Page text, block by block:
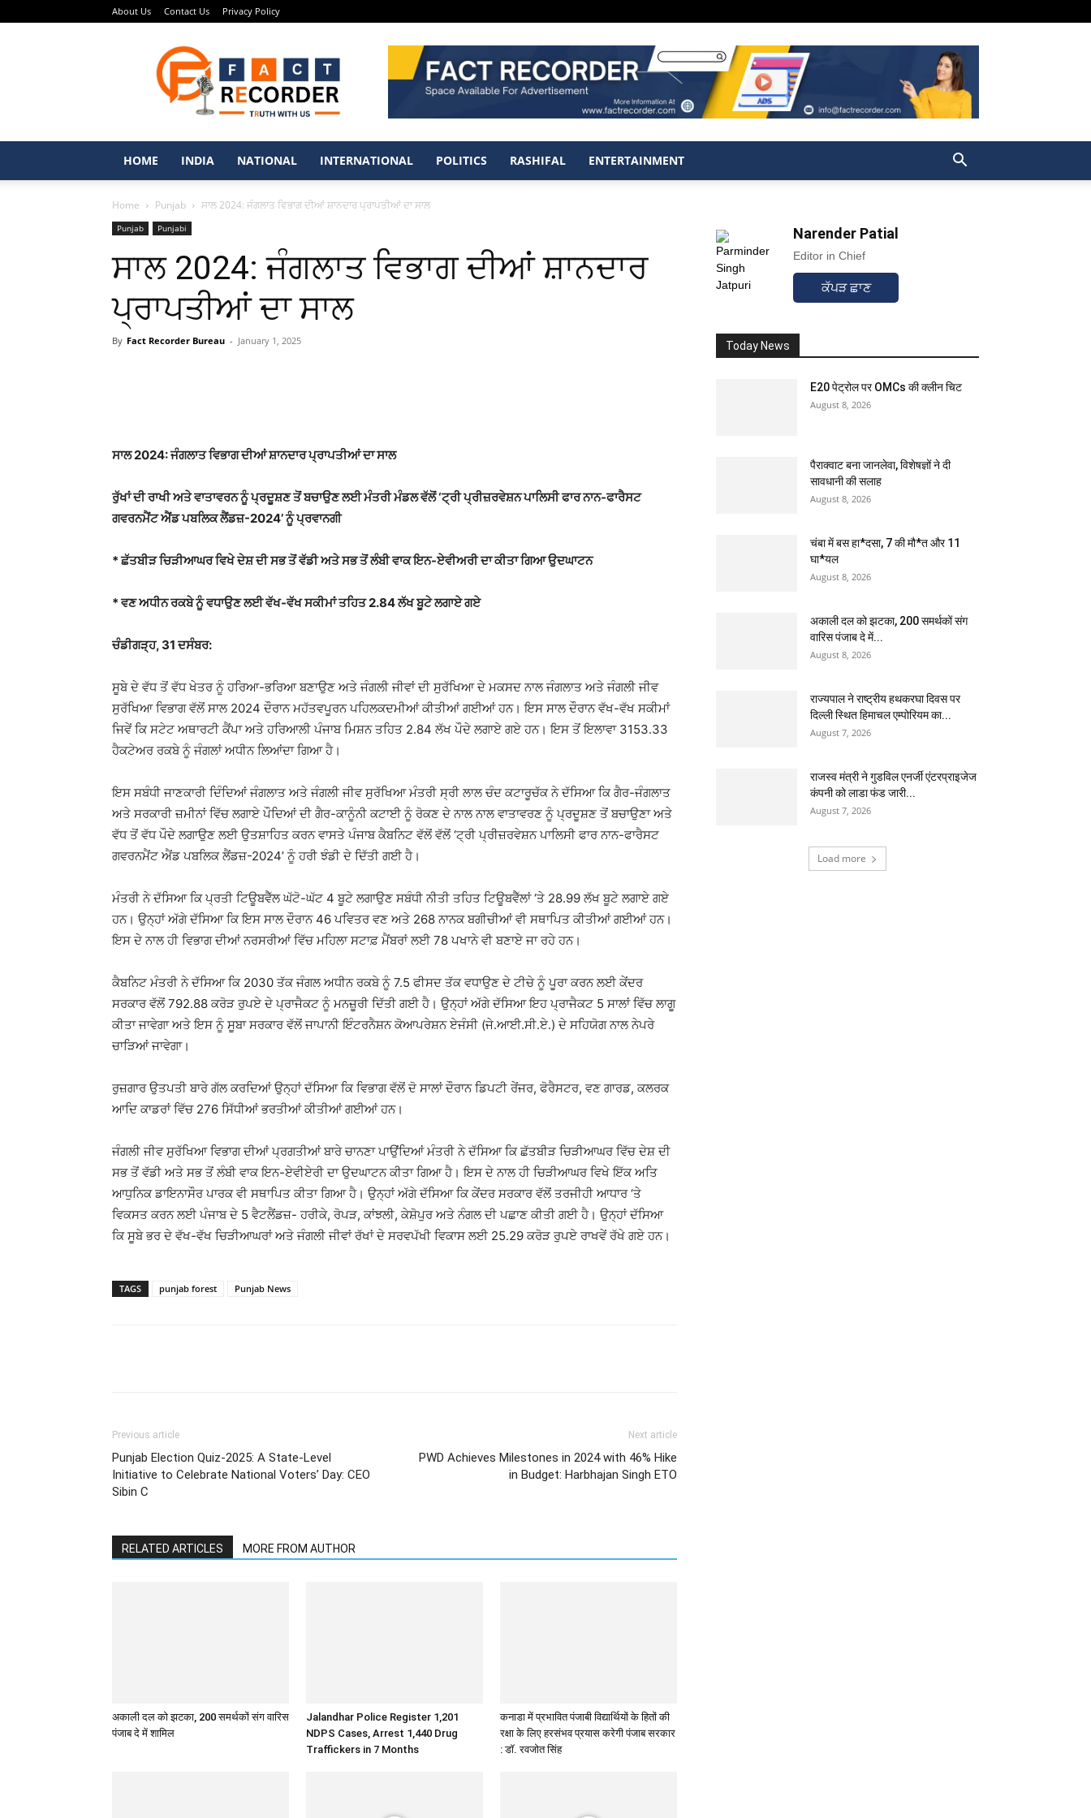
About Us Contact Us Privacy Policy
Recorder
–
Punjabi
News
Portal
HOME
INDIA NATIONAL INTERNATIONAL POLITICS RASHIFAL ENTERTAINMENT
Home Punjab ਸਾਲ 2024: ਜੰਗਲਾਤ ਵਿਭਾਗ ਦੀਆਂ ਸ਼ਾਨਦਾਰ ਪ੍ਰਾਪਤੀਆਂ ਦਾ ਸਾਲ
Punjab Punjabi
ਸਾਲ 2024: ਜੰਗਲਾਤ ਵਿਭਾਗ ਦੀਆਂ ਸ਼ਾਨਦਾਰ
ਪ੍ਰਾਪਤੀਆਂ ਦਾ ਸਾਲ
By Fact Recorder Bureau - January 1, 2025
ਸਾਲ 2024: ਜੰਗਲਾਤ ਵਿਭਾਗ ਦੀਆਂ ਸ਼ਾਨਦਾਰ ਪ੍ਰਾਪਤੀਆਂ ਦਾ ਸਾਲ
ਰੁੱਖਾਂ ਦੀ ਰਾਖੀ ਅਤੇ ਵਾਤਾਵਰਨ ਨੂੰ ਪ੍ਰਦੂਸ਼ਣ ਤੋਂ ਬਚਾਉਣ ਲਈ ਮੰਤਰੀ ਮੰਡਲ ਵੱਲੋਂ ‘ਟ੍ਰੀ ਪ੍ਰੀਜ਼ਰਵੇਸ਼ਨ ਪਾਲਿਸੀ ਫਾਰ ਨਾਨ-ਫਾਰੈਸਟ
ਗਵਰਨਮੈਂਟ ਐਂਡ ਪਬਲਿਕ ਲੈਂਡਜ਼-2024’ ਨੂੰ ਪ੍ਰਵਾਨਗੀ
* ਛੱਤਬੀੜ ਚਿੜੀਆਘਰ ਵਿਖੇ ਦੇਸ਼ ਦੀ ਸਭ ਤੋਂ ਵੱਡੀ ਅਤੇ ਸਭ ਤੋਂ ਲੰਬੀ ਵਾਕ ਇਨ-ਏਵੀਅਰੀ ਦਾ ਕੀਤਾ ਗਿਆ ਉਦਘਾਟਨ
* ਵਣ ਅਧੀਨ ਰਕਬੇ ਨੂੰ ਵਧਾਉਣ ਲਈ ਵੱਖ-ਵੱਖ ਸਕੀਮਾਂ ਤਹਿਤ 2.84 ਲੱਖ ਬੂਟੇ ਲਗਾਏ ਗਏ
ਚੰਡੀਗੜ੍ਹ, 31 ਦਸੰਬਰ:
ਸੂਬੇ ਦੇ ਵੱਧ ਤੋਂ ਵੱਧ ਖੇਤਰ ਨੂੰ ਹਰਿਆ-ਭਰਿਆ ਬਣਾਉਣ ਅਤੇ ਜੰਗਲੀ ਜੀਵਾਂ ਦੀ ਸੁਰੱਖਿਆ ਦੇ ਮਕਸਦ ਨਾਲ ਜੰਗਲਾਤ ਅਤੇ ਜੰਗਲੀ ਜੀਵ
ਸੁਰੱਖਿਆ ਵਿਭਾਗ ਵੱਲੋਂ ਸਾਲ 2024 ਦੌਰਾਨ ਮਹੱਤਵਪੂਰਨ ਪਹਿਲਕਦਮੀਆਂ ਕੀਤੀਆਂ ਗਈਆਂ ਹਨ। ਇਸ ਸਾਲ ਦੌਰਾਨ ਵੱਖ-ਵੱਖ ਸਕੀਮਾਂ
ਜਿਵੇਂ ਕਿ ਸਟੇਟ ਅਥਾਰਟੀ ਕੈਂਪਾ ਅਤੇ ਹਰਿਆਲੀ ਪੰਜਾਬ ਮਿਸ਼ਨ ਤਹਿਤ 2.84 ਲੱਖ ਪੌਦੇ ਲਗਾਏ ਗਏ ਹਨ। ਇਸ ਤੋਂ ਇਲਾਵਾ 3153.33
ਹੈਕਟੇਅਰ ਰਕਬੇ ਨੂੰ ਜੰਗਲਾਂ ਅਧੀਨ ਲਿਆਂਦਾ ਗਿਆ ਹੈ।
ਇਸ ਸਬੰਧੀ ਜਾਣਕਾਰੀ ਦਿੰਦਿਆਂ ਜੰਗਲਾਤ ਅਤੇ ਜੰਗਲੀ ਜੀਵ ਸੁਰੱਖਿਆ ਮੰਤਰੀ ਸ੍ਰੀ ਲਾਲ ਚੰਦ ਕਟਾਰੂਚੱਕ ਨੇ ਦੱਸਿਆ ਕਿ ਗੈਰ-ਜੰਗਲਾਤ
ਅਤੇ ਸਰਕਾਰੀ ਜ਼ਮੀਨਾਂ ਵਿੱਚ ਲਗਾਏ ਪੌਦਿਆਂ ਦੀ ਗੈਰ-ਕਾਨੂੰਨੀ ਕਟਾਈ ਨੂੰ ਰੋਕਣ ਦੇ ਨਾਲ ਨਾਲ ਵਾਤਾਵਰਣ ਨੂੰ ਪ੍ਰਦੂਸ਼ਣ ਤੋਂ ਬਚਾਉਣਾ ਅਤੇ
ਵੱਧ ਤੋਂ ਵੱਧ ਪੌਦੇ ਲਗਾਉਣ ਲਈ ਉਤਸ਼ਾਹਿਤ ਕਰਨ ਵਾਸਤੇ ਪੰਜਾਬ ਕੈਬਨਿਟ ਵੱਲੋਂ ਵੱਲੋਂ ‘ਟ੍ਰੀ ਪ੍ਰੀਜ਼ਰਵੇਸ਼ਨ ਪਾਲਿਸੀ ਫਾਰ ਨਾਨ-ਫਾਰੈਸਟ
ਗਵਰਨਮੈਂਟ ਐਂਡ ਪਬਲਿਕ ਲੈਂਡਜ਼-2024’ ਨੂੰ ਹਰੀ ਝੰਡੀ ਦੇ ਦਿੱਤੀ ਗਈ ਹੈ।
ਮੰਤਰੀ ਨੇ ਦੱਸਿਆ ਕਿ ਪ੍ਰਤੀ ਟਿਊਬਵੈੱਲ ਘੱਟੋ-ਘੱਟ 4 ਬੂਟੇ ਲਗਾਉਣ ਸਬੰਧੀ ਨੀਤੀ ਤਹਿਤ ਟਿਊਬਵੈੱਲਾਂ ‘ਤੇ 28.99 ਲੱਖ ਬੂਟੇ ਲਗਾਏ ਗਏ
ਹਨ। ਉਨ੍ਹਾਂ ਅੱਗੇ ਦੱਸਿਆ ਕਿ ਇਸ ਸਾਲ ਦੌਰਾਨ 46 ਪਵਿਤਰ ਵਣ ਅਤੇ 268 ਨਾਨਕ ਬਗੀਚੀਆਂ ਵੀ ਸਥਾਪਿਤ ਕੀਤੀਆਂ ਗਈਆਂ ਹਨ।
ਇਸ ਦੇ ਨਾਲ ਹੀ ਵਿਭਾਗ ਦੀਆਂ ਨਰਸਰੀਆਂ ਵਿੱਚ ਮਹਿਲਾ ਸਟਾਫ਼ ਮੈਂਬਰਾਂ ਲਈ 78 ਪਖਾਨੇ ਵੀ ਬਣਾਏ ਜਾ ਰਹੇ ਹਨ।
ਕੈਬਨਿਟ ਮੰਤਰੀ ਨੇ ਦੱਸਿਆ ਕਿ 2030 ਤੱਕ ਜੰਗਲ ਅਧੀਨ ਰਕਬੇ ਨੂੰ 7.5 ਫੀਸਦ ਤੱਕ ਵਧਾਉਣ ਦੇ ਟੀਚੇ ਨੂੰ ਪੂਰਾ ਕਰਨ ਲਈ ਕੇਂਦਰ
ਸਰਕਾਰ ਵੱਲੋਂ 792.88 ਕਰੋੜ ਰੁਪਏ ਦੇ ਪ੍ਰਾਜੈਕਟ ਨੂੰ ਮਨਜ਼ੂਰੀ ਦਿੱਤੀ ਗਈ ਹੈ। ਉਨ੍ਹਾਂ ਅੱਗੇ ਦੱਸਿਆ ਇਹ ਪ੍ਰਾਜੈਕਟ 5 ਸਾਲਾਂ ਵਿੱਚ ਲਾਗੂ
ਕੀਤਾ ਜਾਵੇਗਾ ਅਤੇ ਇਸ ਨੂੰ ਸੂਬਾ ਸਰਕਾਰ ਵੱਲੋਂ ਜਾਪਾਨੀ ਇੰਟਰਨੈਸ਼ਨ ਕੋਆਪਰੇਸ਼ਨ ਏਜੰਸੀ (ਜੇ.ਆਈ.ਸੀ.ਏ.) ਦੇ ਸਹਿਯੋਗ ਨਾਲ ਨੇਪਰੇ
ਚਾੜਿਆਂ ਜਾਵੇਗਾ।
ਰੁਜ਼ਗਾਰ ਉਤਪਤੀ ਬਾਰੇ ਗੱਲ ਕਰਦਿਆਂ ਉਨ੍ਹਾਂ ਦੱਸਿਆ ਕਿ ਵਿਭਾਗ ਵੱਲੋਂ ਦੋ ਸਾਲਾਂ ਦੌਰਾਨ ਡਿਪਟੀ ਰੇਂਜਰ, ਫੋਰੈਸਟਰ, ਵਣ ਗਾਰਡ, ਕਲਰਕ
ਆਦਿ ਕਾਡਰਾਂ ਵਿੱਚ 276 ਸਿੱਧੀਆਂ ਭਰਤੀਆਂ ਕੀਤੀਆਂ ਗਈਆਂ ਹਨ।
ਜੰਗਲੀ ਜੀਵ ਸੁਰੱਖਿਆ ਵਿਭਾਗ ਦੀਆਂ ਪ੍ਰਗਤੀਆਂ ਬਾਰੇ ਚਾਨਣਾ ਪਾਉਂਦਿਆਂ ਮੰਤਰੀ ਨੇ ਦੱਸਿਆ ਕਿ ਛੱਤਬੀੜ ਚਿੜੀਆਘਰ ਵਿੱਚ ਦੇਸ਼ ਦੀ
ਸਭ ਤੋਂ ਵੱਡੀ ਅਤੇ ਸਭ ਤੋਂ ਲੰਬੀ ਵਾਕ ਇਨ-ਏਵੀਏਰੀ ਦਾ ਉਦਘਾਟਨ ਕੀਤਾ ਗਿਆ ਹੈ। ਇਸ ਦੇ ਨਾਲ ਹੀ ਚਿੜੀਆਘਰ ਵਿਖੇ ਇੱਕ ਅਤਿ
ਆਧੁਨਿਕ ਡਾਇਨਾਸੌਰ ਪਾਰਕ ਵੀ ਸਥਾਪਿਤ ਕੀਤਾ ਗਿਆ ਹੈ। ਉਨ੍ਹਾਂ ਅੱਗੇ ਦੱਸਿਆ ਕਿ ਕੇਂਦਰ ਸਰਕਾਰ ਵੱਲੋਂ ਤਰਜੀਹੀ ਆਧਾਰ ‘ਤੇ
ਵਿਕਸਤ ਕਰਨ ਲਈ ਪੰਜਾਬ ਦੇ 5 ਵੈਟਲੈਂਡਜ਼- ਹਰੀਕੇ, ਰੋਪੜ, ਕਾਂਝਲੀ, ਕੇਸ਼ੋਪੁਰ ਅਤੇ ਨੰਗਲ ਦੀ ਪਛਾਣ ਕੀਤੀ ਗਈ ਹੈ। ਉਨ੍ਹਾਂ ਦੱਸਿਆ
ਕਿ ਸੂਬੇ ਭਰ ਦੇ ਵੱਖ-ਵੱਖ ਚਿੜੀਆਘਰਾਂ ਅਤੇ ਜੰਗਲੀ ਜੀਵਾਂ ਰੱਖਾਂ ਦੇ ਸਰਵਪੱਖੀ ਵਿਕਾਸ ਲਈ 25.29 ਕਰੋੜ ਰੁਪਏ ਰਾਖਵੇਂ ਰੱਖੇ ਗਏ ਹਨ।
TAGS punjab forest Punjab News
Previous article
Punjab Election Quiz-2025: A State-Level
Initiative to Celebrate National Voters’ Day: CEO
Sibin C
Next article
PWD Achieves Milestones in 2024 with 46% Hike
in Budget: Harbhajan Singh ETO
RELATED ARTICLES MORE FROM AUTHOR
अकाली दल को झटका, 200 समर्थकों संग वारिस
पंजाब दे में शामिल
Jalandhar Police Register 1,201
NDPS Cases, Arrest 1,440 Drug
Traffickers in 7 Months
कनाडा में प्रभावित पंजाबी विद्यार्थियों के हितों की
रक्षा के लिए हरसंभव प्रयास करेगी पंजाब सरकार
: डॉ. रवजोत सिंह
Narender Patial
Editor in Chief
ਕੱਪੜ ਛਾਣ
Today News
E20 पेट्रोल पर OMCs की क्लीन चिट
August 8, 2026
पैराक्वाट बना जानलेवा, विशेषज्ञों ने दी
सावधानी की सलाह
August 8, 2026
चंबा में बस हा*दसा, 7 की मौ*त और 11
घा*यल
August 8, 2026
अकाली दल को झटका, 200 समर्थकों संग
वारिस पंजाब दे में...
August 8, 2026
राज्यपाल ने राष्ट्रीय हथकरघा दिवस पर
दिल्ली स्थित हिमाचल एम्पोरियम का...
August 7, 2026
राजस्व मंत्री ने गुडविल एनर्जी एंटरप्राइजेज
कंपनी को लाडा फंड जारी...
August 7, 2026
Load more